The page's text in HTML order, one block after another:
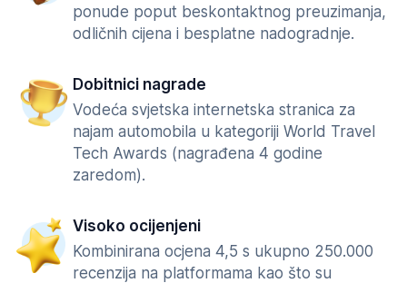
ponude poput beskontaktnog preuzimanja,
odličnih cijena i besplatne nadogradnje.
Dobitnici nagrade
Vodeća svjetska internetska stranica za
najam automobila u kategoriji World Travel
Tech Awards (nagrađena 4 godine
zaredom).
Visoko ocijenjeni
Kombinirana ocjena 4,5 s ukupno 250.000
recenzija na platformama kao što su